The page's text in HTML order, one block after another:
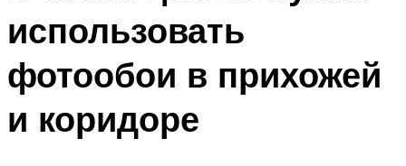
использовать
фотообои в прихожей
и коридоре